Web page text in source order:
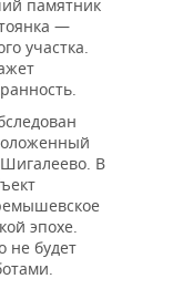
памятник
—
участка.
В
эпохе.
не будет